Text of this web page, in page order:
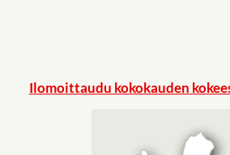
Ilomoittaudu kokokauden